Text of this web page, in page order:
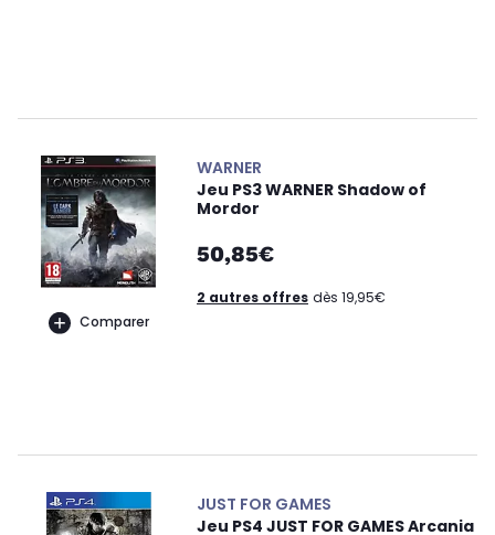
Comparer
WARNER
Jeu PS3 WARNER Shadow of
Mordor
50,85€
2 autres offres dès 19,95€
JUST FOR GAMES
Jeu PS4 JUST FOR GAMES Arcania